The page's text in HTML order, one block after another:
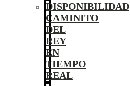
DISPONIBILIDAD
CAMINITO
DEL
REY
EN
TIEMPO
REAL